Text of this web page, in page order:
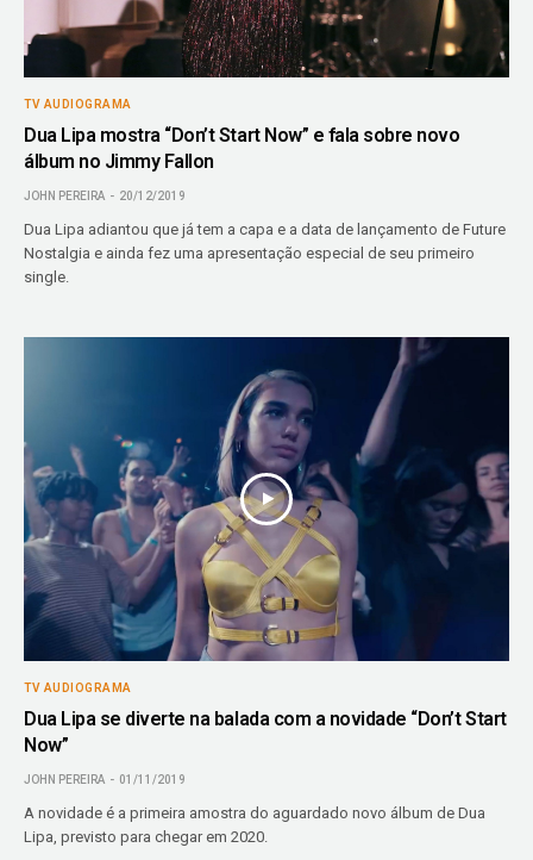
TV AUDIOGRAMA
Dua Lipa mostra “Don’t Start Now” e fala sobre novo
álbum no Jimmy Fallon
JOHN PEREIRA 20/12/2019
Dua Lipa adiantou que já tem a capa e a data de lançamento de Future
Nostalgia e ainda fez uma apresentação especial de seu primeiro
single.
TV AUDIOGRAMA
Dua Lipa se diverte na balada com a novidade “Don’t Start
Now”
JOHN PEREIRA 01/11/2019
A novidade é a primeira amostra do aguardado novo álbum de Dua
Lipa, previsto para chegar em 2020.